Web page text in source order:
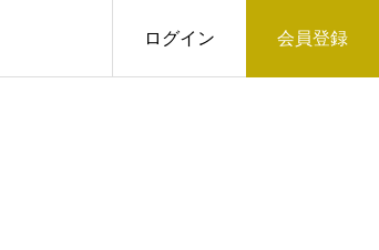
ログイン 会員登録